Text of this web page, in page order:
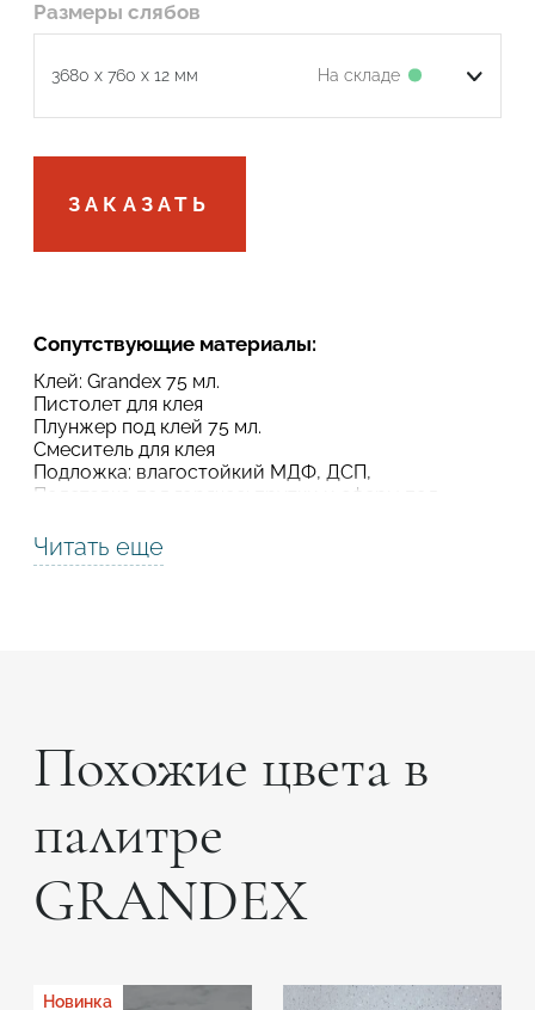
Размеры слябов
3680 x 760 x 12 мм На складе
ЗАКАЗАТЬ
Сопутствующие материалы:
Клей: Grandex 75 мл.
Пистолет для клея
Плунжер под клей 75 мл.
Смеситель для клея
Подложка: влагостойкий МДФ, ДСП,
Подставка под горячее: прутки и сферы под
Термолента алюминиевая
Усилитель цвета
Читать еще
Похожие цвета в
палитре
GRANDEX
Новинка
Подтвердите, что вы не робот
ОТПРАВИТЬ ПРОЕКТ
Подтвердите, что вы не робот
ОТПРАВИТЬ